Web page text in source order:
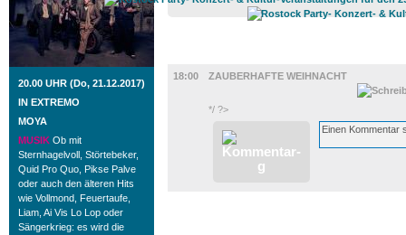
20.00 UHR (Do, 21.12.2017)
IN EXTREMO
MOYA
MUSIK Ob mit
Sternhagelvoll, Störtebeker,
Quid Pro Quo, Pikse Palve
oder auch den älteren Hits
wie Vollmond, Feuertaufe,
Liam, Ai Vis Lo Lop oder
Sängerkrieg: es wird die
18:00
ZAUBERHAFTE WEIHNACHT
*/ ?>